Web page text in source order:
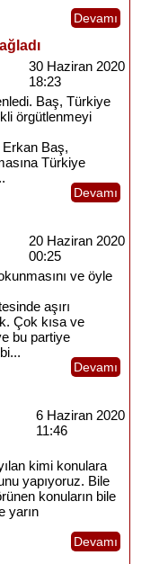
Devamı
30 Haziran 2020
18:23
Baş, Türkiye
örgütlenmeyi
Baş,
Türkiye
Devamı
20 Haziran 2020
00:25
ve öyle
aşırı
Çok kısa ve
bu partiye
Devamı
6 Haziran 2020
11:46
kimi konulara
yapıyoruz. Bile
konuların bile
yarın
Devamı